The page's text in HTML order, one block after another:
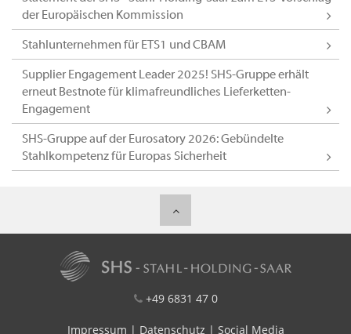
der Europäischen Kommission
Stahlunternehmen für ETS1 und CBAM
Supplier Engagement Leader 2025! SHS-Gruppe erhält
erneut Bestnote für klimafreundliches Lieferketten-
Engagement
SHS-Gruppe auf der Eurosatory 2026: Gebündelte
Stahlkompetenz für Europas Sicherheit
+49 6831 47 0
Impressum | Datenschutz | Social Media